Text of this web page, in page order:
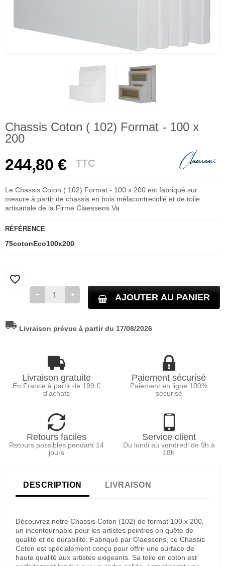
Chassis Coton ( 102) Format - 100 x
200
244,80 € TTC
Le Chassis Coton ( 102) Format - 100 x 200 est fabriqué sur
mesure à partir de chassis en bois mélacontrecollé et de toile
artisanale de la Firme Claessens Va
RÉFÉRENCE
75cotonEco100x200
AJOUTER AU PANIER
favorite_border
local_shipping Livraison prévue à partir du 17/08/2026
Livraison gratuite
En France à partir de 199 €
d'achats
Paiement sécurisé
Paiement en ligne 100%
sécurisé
Retours faciles
Retours possibles pendant 14
jours
Service client
Du lundi au vendredi de 9h à
18h
DESCRIPTION LIVRAISON
Découvrez notre Chassis Coton (102) de format 100 x 200,
un incontournable pour les artistes peintres en quête de
qualité et de durabilité. Fabriqué par Claessens, ce Chassis
Coton est spécialement conçu pour offrir une surface de
haute qualité aux artistes exigeants. Sa toile en coton est